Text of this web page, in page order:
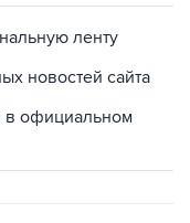
ленту
новостей сайта
в официальном